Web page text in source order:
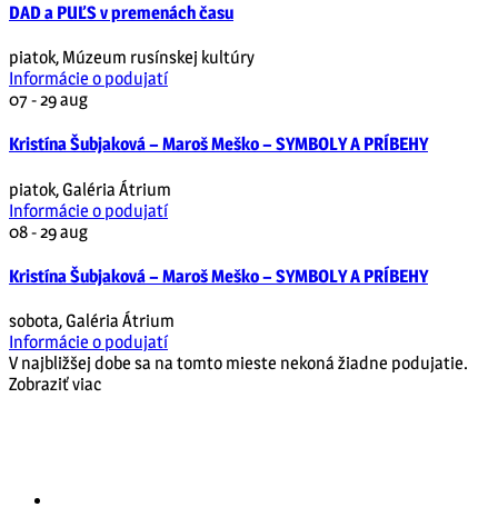
DAD a PUĽS v premenách času
piatok, Múzeum rusínskej kultúry
Informácie o podujatí
07 - 29aug
Kristína Šubjaková – Maroš Meško – SYMBOLY A PRÍBEHY
piatok,Galéria Átrium
Informácie o podujatí
08 - 29aug
Kristína Šubjaková – Maroš Meško – SYMBOLY A PRÍBEHY
sobota,Galéria Átrium
Informácie o podujatí
V najbližšej dobe sa na tomto mieste nekoná žiadne podujatie.
Zobraziť viac